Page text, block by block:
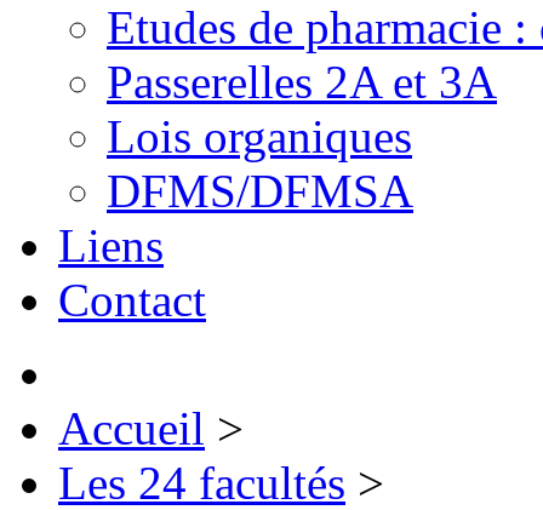
Etudes de pharmacie
Passerelles 2A et 3A
Lois organiques
DFMS/DFMSA
Liens
Contact
Accueil >
Les 24 facultés >